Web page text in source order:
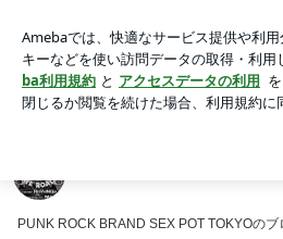
アプリをダウンロードして ブログの更
ょう。
PUNK ROCK BRAND SEX POT TOKYOのブ